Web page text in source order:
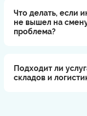
Что делать, если
не вышел на
проблема?
Подходит ли
складов и